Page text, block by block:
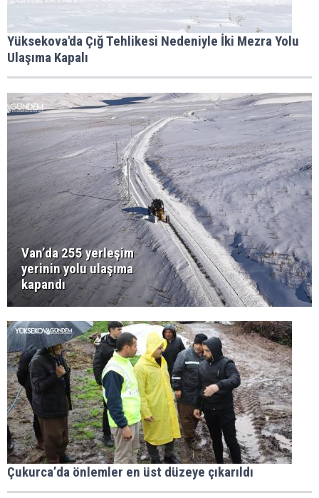
Yüksekova'da Çığ Tehlikesi Nedeniyle İki Mezra Yolu
Ulaşıma Kapalı
Van’da 255 yerleşim
yerinin yolu ulaşıma
kapandı
Çukurca’da önlemler en üst düzeye çıkarıldı